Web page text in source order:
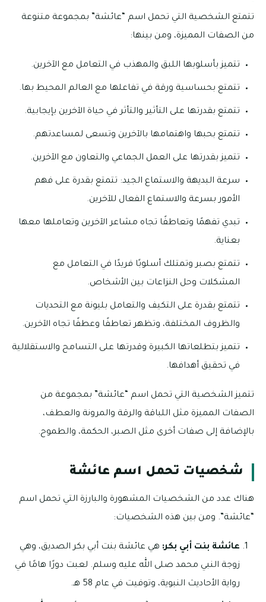
تتمتع الشخصية التي تحمل اسم “عائشة” بمجموعة متنوعة
من الصفات المميزة، ومن بينها:
تتميز بأسلوبها اللبق والمهذب في التعامل مع الآخرين.
تتمتع بحساسية ورقة في تفاعلها مع العالم المحيط بها.
تتمتع بقدرتها على التأثير والتأثر في حياة الآخرين بإيجابية.
تتمتع بحبها واهتمامها بالآخرين وتسعى لمساعدتهم.
تتميز بقدرتها على العمل الجماعي والتعاون مع الآخرين.
سرعة البديهة والاستماع الجيد: تتمتع بقدرة على فهم
الأمور بسرعة والاستماع الفعال للآخرين.
تبدي تفهمًا وتعاطفًا تجاه مشاعر الآخرين وتعاملها معها
بعناية.
تتمتع بصبر وتمتلك أسلوبًا فريدًا في التعامل مع
المشكلات وحل النزاعات بين الأشخاص.
تتمتع بقدرة على التكيف والتعامل بليونة مع التحديات
والظروف المختلفة، وتظهر تعاطفًا وعطفًا تجاه الآخرين.
تتميز بتطلعاتها الكبيرة وقدرتها على التسامح والاستقلالية
في تحقيق أهدافها.
تتميز الشخصية التي تحمل اسم “عائشة” بمجموعة من
الصفات المميزة مثل اللباقة والرقة والمرونة والعطف،
بالإضافة إلى صفات أخرى مثل الصبر، الحكمة، والطموح.
شخصيات تحمل اسم عائشة
هناك عدد من الشخصيات المشهورة والبارزة التي تحمل اسم
“عائشة”. ومن بين هذه الشخصيات:
عائشة بنت أبي بكر: هي عائشة بنت أبي بكر الصديق، وهي
زوجة النبي محمد صلى الله عليه وسلم. لعبت دورًا هامًا في
رواية الأحاديث النبوية، وتوفيت في عام 58 هـ.